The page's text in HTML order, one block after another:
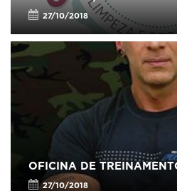
27/10/2018
OFICINA DE
27/10/2018